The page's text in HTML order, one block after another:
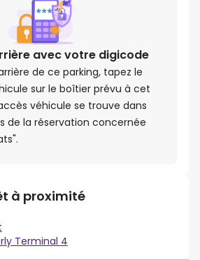
avec votre digicode
de ce parking, tapez le
sur le boîtier prévu à cet
véhicule se trouve dans
de la réservation concernée
à proximité
Terminal 4